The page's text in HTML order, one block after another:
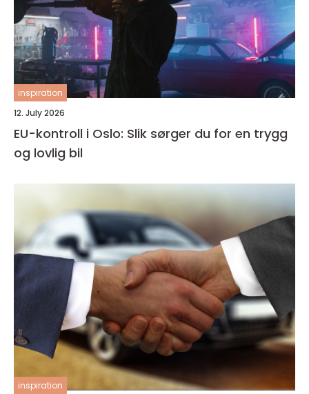
inspiration
12. July 2026
EU-kontroll i Oslo: Slik sørger du for en trygg
og lovlig bil
inspiration